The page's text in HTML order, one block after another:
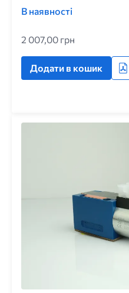
В наявності
2 007,00 грн
Додати в кошик